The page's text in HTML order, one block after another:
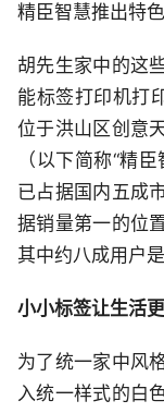
精臣智慧推出特
胡先生家中的这
能标签打印机打
位于洪山区创意
（以下简称“精
已占据国内五成
据销量第一的位
其中约八成用户
小小标签让生活
为了统一家中风
入统一样式的白